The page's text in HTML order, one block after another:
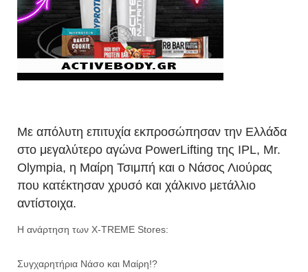
Με απόλυτη επιτυχία εκπροσώπησαν την Ελλάδα
στο μεγαλύτερο αγώνα PowerLifting της IPL, Mr.
Olympia, η Μαίρη Τσιμπή και ο Νάσος Λιούρας
που κατέκτησαν χρυσό και χάλκινο μετάλλιο
αντίστοιχα.
Η ανάρτηση των X-TREME Stores:
Συγχαρητήρια Νάσο και Μαίρη!?